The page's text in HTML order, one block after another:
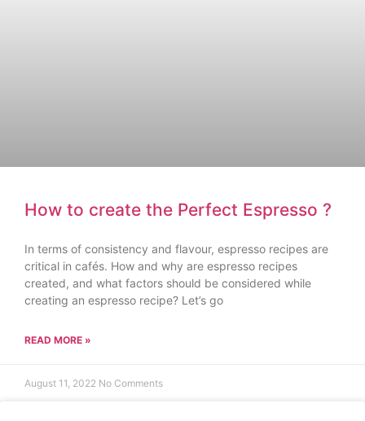
How to create the Perfect Espresso ?
In terms of consistency and flavour, espresso recipes are
critical in cafés. How and why are espresso recipes
created, and what factors should be considered while
creating an espresso recipe? Let’s go
READ MORE »
August 11, 2022 No Comments